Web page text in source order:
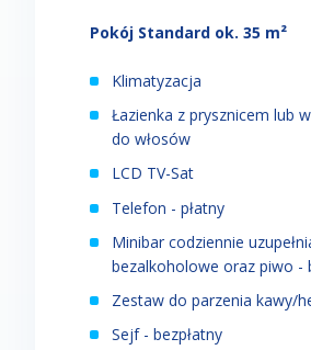
Pokój Standard ok. 35 m²
Klimatyzacja
Łazienka z prysznicem lub
do włosów
LCD TV-Sat
Telefon - płatny
Minibar codziennie
bezalkoholowe oraz piwo -
Zestaw do parzenia kawy/
Sejf - bezpłatny